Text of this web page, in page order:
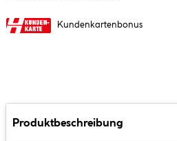
Kundenkartenbonus
Produktbeschreibung